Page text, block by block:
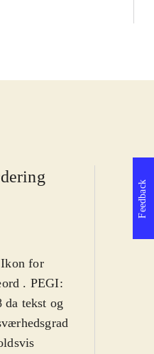
for
. PEGI:
da tekst og
Feedback